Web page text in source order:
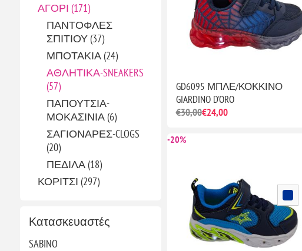
ΑΓΟΡΙ (171)
ΠΑΝΤΟΦΛΕΣ
ΣΠΙΤΙΟΥ (37)
ΜΠΟΤΑΚΙΑ (24)
ΑΘΛΗΤΙΚΑ-SNEAKERS
(57)
ΠΑΠΟΥΤΣΙΑ-
ΜΟΚΑΣΙΝΙΑ (6)
ΣΑΓΙΟΝΑΡΕΣ-CLOGS
(20)
ΠΕΔΙΛΑ (18)
ΚΟΡΙΤΣΙ (297)
Κατασκευαστές
SABINO
GD6095 ΜΠΛΕ/ΚΟΚΚΙΝΟ
GIARDINO D'ORO
€30,00€24,00
-20%